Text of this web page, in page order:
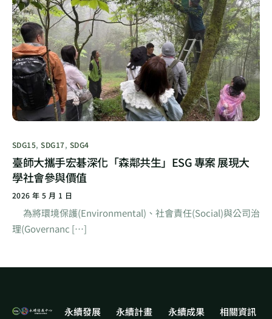
SDG15,SDG17, SDG4
臺師大攜手宏碁深化「森鄰共生」ESG 專案 展現大
學社會參與價值
2026 年 5 月 1 日
為將環境保護(Environmental)、社會責任(Social)與公司治
理(Governanc […]
永續發展
永續計畫
永續成果
相關資訊